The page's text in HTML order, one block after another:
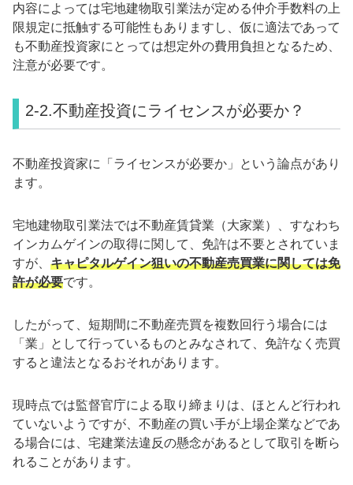
内容によっては宅地建物取引業法が定める仲介手数料の上
限規定に抵触する可能性もありますし、仮に適法であって
も不動産投資家にとっては想定外の費用負担となるため、
注意が必要です。
2-2.不動産投資にライセンスが必要か？
不動産投資家に「ライセンスが必要か」という論点があり
ます。
宅地建物取引業法では不動産賃貸業（大家業）、すなわち
インカムゲインの取得に関して、免許は不要とされていま
すが、 キャピタルゲイン狙いの不動産売買業に関しては免
許が必要です。
したがって、短期間に不動産売買を複数回行う場合には
「業」として行っているものとみなされて、免許なく売買
すると違法となるおそれがあります。
現時点では監督官庁による取り締まりは、ほとんど行われ
ていないようですが、不動産の買い手が上場企業などであ
る場合には、宅建業法違反の懸念があるとして取引を断ら
れることがあります。